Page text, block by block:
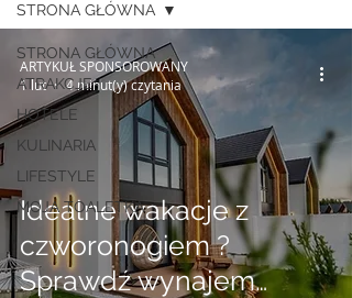
STRONA GŁÓWNA
ATRAKCJE
HOTELE
KULINARIA
LIFESTYLE
MOJA TOALETKA
STRONA GŁÓWNA
Idealne wakacje z
czworonogiem ?
Sprawdź wynajem
ARTYKUŁ SPONSOROWANY
1 lut
4 minut(y) czytania